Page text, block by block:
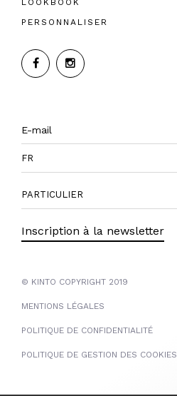
LOOKBOOK
PERSONNALISER
FR
PARTICULIER
Inscription à la newsletter
© KINTO COPYRIGHT 2019
MENTIONS LÉGALES
POLITIQUE DE CONFIDENTIALITÉ
POLITIQUE DE GESTION DES COOKIES